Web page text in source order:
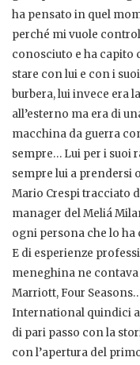
ha pensato in quel
perché mi vuole
conosciuto e ha capito
stare con lui e con i
burbera, lui invece era
all’esterno ma era di
macchina da guerra
sempre… Lui per i suoi
sempre lui a prendersi
Mario Crespi tracciato
manager del Meliá
ogni persona che lo
E di esperienze
meneghina ne
Marriott, Four
International quindici
di pari passo con la
con l’apertura del